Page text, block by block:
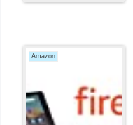
Amazon